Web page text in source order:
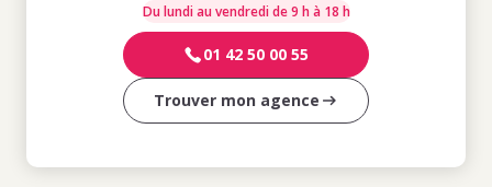
Du lundi au vendredi de 9 h à 18 h
01 42 50 00 55
Trouver mon agence